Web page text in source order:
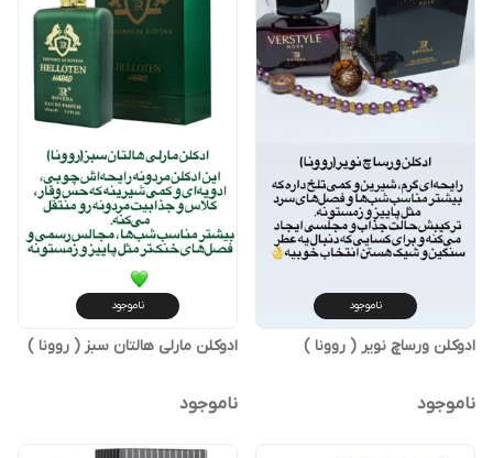
ناموجود
ادوکلن ورساچ نویر ( روونا )
ناموجود
ناموجود
ادوکلن مارلی هالتان سبز ( روونا )
ناموجود